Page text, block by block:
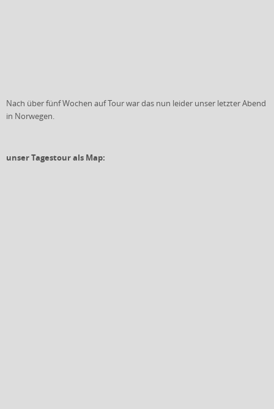
Nach über fünf Wochen auf Tour war das nun leider unser letzter Abend
in Norwegen.
unser Tagestour als Map: